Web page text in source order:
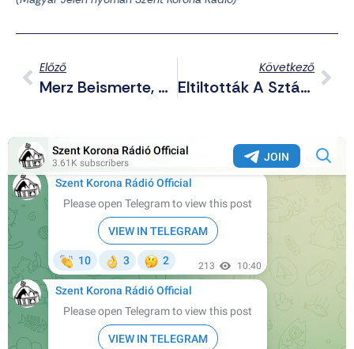
Előző
Merz Beismerte, Hogy Eddig Németország Teljesen Az Egyesült Államoktól Függött
Következő
Eltiltották A Sztárfocistát A Mezén Lévő LMBTQP-Zászló Letakarása Miatt